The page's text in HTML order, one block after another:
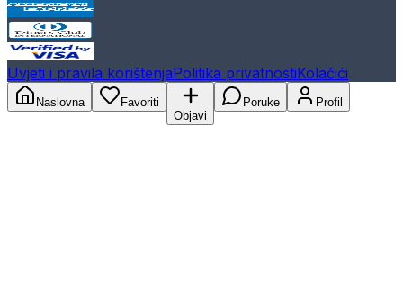
Uvjeti i pravila korištenjaPolitika privatnostiKolačići
Naslovna
Favoriti
Objavi
Poruke Profil